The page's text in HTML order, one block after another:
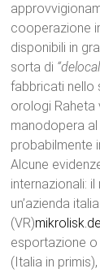
cooperazione
disponibili in
sorta di
fabbricati nello
orologi Raheta
manodopera
probabilmente
Alcune
internazionali:
un’azienda
(VR)mikrolisk.de
esportazione
(Italia in